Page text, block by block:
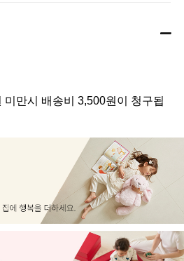
만시 배송비 3,500원이 청구됩